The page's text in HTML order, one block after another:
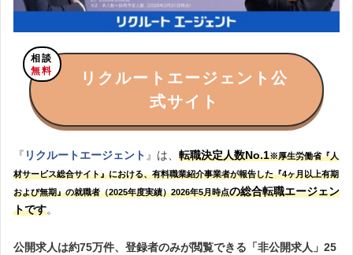
相談
無料
リクルートエージェント公
式サイト
『 リクルートエージェント 』は、 転職決定人数No.1※厚生労働省『人
材サービス総合サイト』における、有料職業紹介事業者が報告した『4ヶ月以上有期
および無期』の就職者（2025年度実績）2026年5月時点の総合転職エージェン
トです。
公開求人は約75万件、登録者のみが閲覧できる「非公開求人」25